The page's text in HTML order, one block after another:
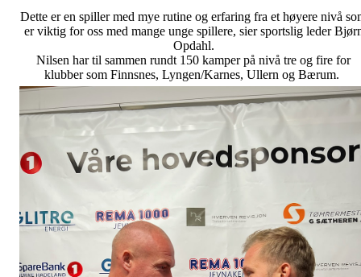
Dette er en spiller med mye rutine og erfaring fra et høyere nivå
er viktig for oss med mange unge spillere, sier sportslig leder
Opdahl.
Nilsen har til sammen rundt 150 kamper på nivå tre og fire for
klubber som Finnsnes, Lyngen/Karnes, Ullern og Bærum.